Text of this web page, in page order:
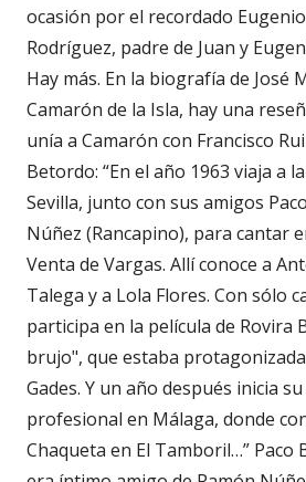
ocasión por el recordado
Rodríguez, padre de Juan y
Hay más. En la biografía de José
Camarón de la Isla, hay una
unía a Camarón con Francisco
Betordo: “En el año 1963 viaja a
Sevilla, junto con sus amigos
Núñez (Rancapino), para cantar
Venta de Vargas. Allí conoce a
Talega y a Lola Flores. Con sólo
participa en la película de Rovira
brujo", que estaba
Gades. Y un año después inicia
profesional en Málaga, donde
Chaqueta en El Tamboril…” Paco